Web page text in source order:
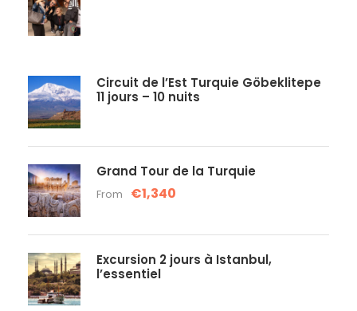
Circuit de l’Est Turquie Göbeklitepe
11 jours – 10 nuits
Grand Tour de la Turquie
From €1,340
Excursion 2 jours à Istanbul,
l’essentiel